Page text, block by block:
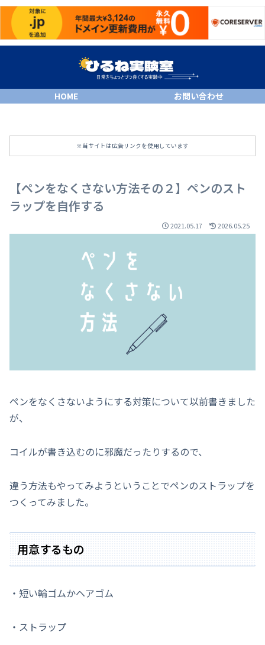
HOME お問い合わせ
※当サイトは広告リンクを使用しています
【ペンをなくさない方法その２】ペンのスト
ラップを自作する
2021.05.17 2026.05.25
ペンをなくさないようにする対策について以前書きました
が、
コイルが書き込むのに邪魔だったりするので、
違う方法もやってみようということでペンのストラップを
つくってみました。
用意するもの
・短い輪ゴムかヘアゴム
・ストラップ